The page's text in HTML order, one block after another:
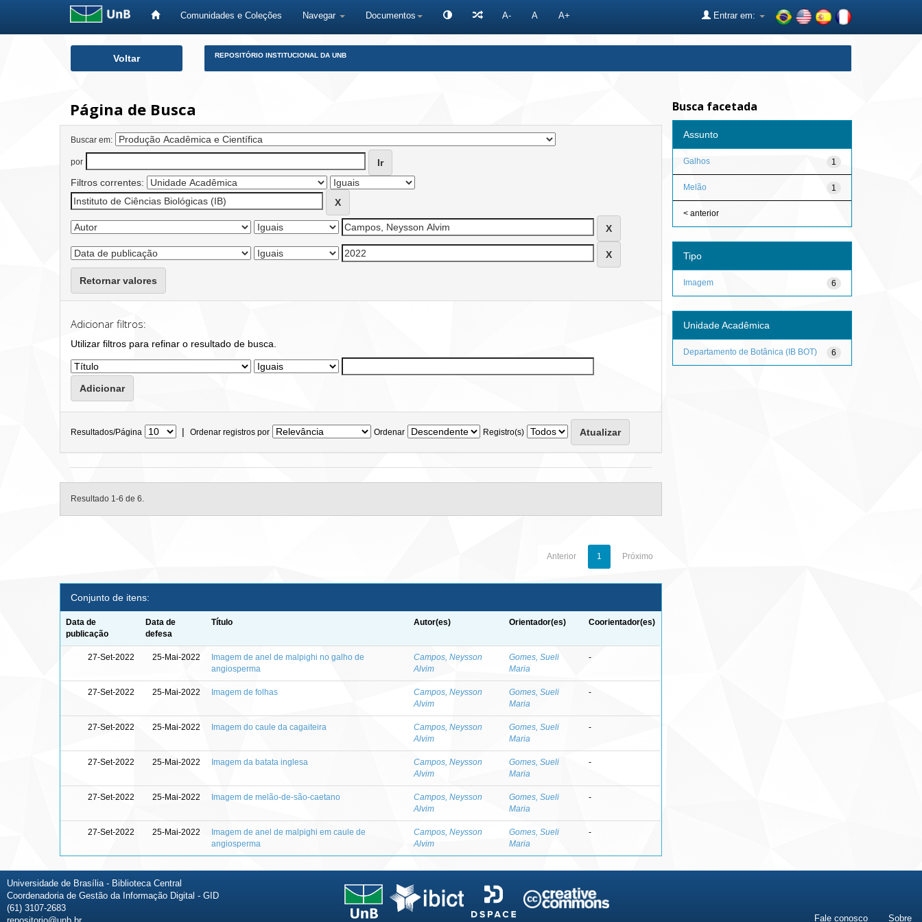
Comunidades e Coleções Navegar Documentos A- A A+ Entrar em:
Voltar REPOSITÓRIO INSTITUCIONAL DA UNB
Página de Busca
Buscar em:
por
Filtros correntes:
Retornar valores
Adicionar filtros:
Utilizar filtros para refinar o resultado de busca.
Resultados/Página | Ordenar registros por Ordenar Registro(s)
Resultado 1-6 de 6.
Anterior 1 Próximo
Conjunto de itens:
Data de
publicação
Data de
defesa
Título Autor(es) Orientador(es) Coorientador(es)
27-Set-2022 25-Mai-2022
Imagem de anel de malpighi no galho de
angiosperma
Campos, Neysson
Alvim
Gomes, Sueli
Maria
-
27-Set-2022 25-Mai-2022 Imagem de folhas
Campos, Neysson
Alvim
Gomes, Sueli
Maria
-
27-Set-2022 25-Mai-2022 Imagem do caule da cagaiteira
Campos, Neysson
Alvim
Gomes, Sueli
Maria
-
27-Set-2022 25-Mai-2022 Imagem da batata inglesa
Campos, Neysson
Alvim
Gomes, Sueli
Maria
-
27-Set-2022 25-Mai-2022 Imagem de melão-de-são-caetano
Campos, Neysson
Alvim
Gomes, Sueli
Maria
-
27-Set-2022 25-Mai-2022
Imagem de anel de malpighi em caule de
angiosperma
Campos, Neysson
Alvim
Gomes, Sueli
Maria
-
Busca facetada
Assunto
1
Galhos
1
Melão
< anterior
Tipo
6
Imagem
Unidade Acadêmica
6
Departamento de Botânica (IB BOT)
Universidade de Brasília - Biblioteca Central
Coordenadoria de Gestão da Informação Digital - GID
(61) 3107-2683
Fale conosco Sobre